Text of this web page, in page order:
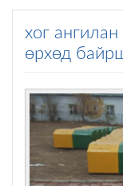
хог
өрхөд